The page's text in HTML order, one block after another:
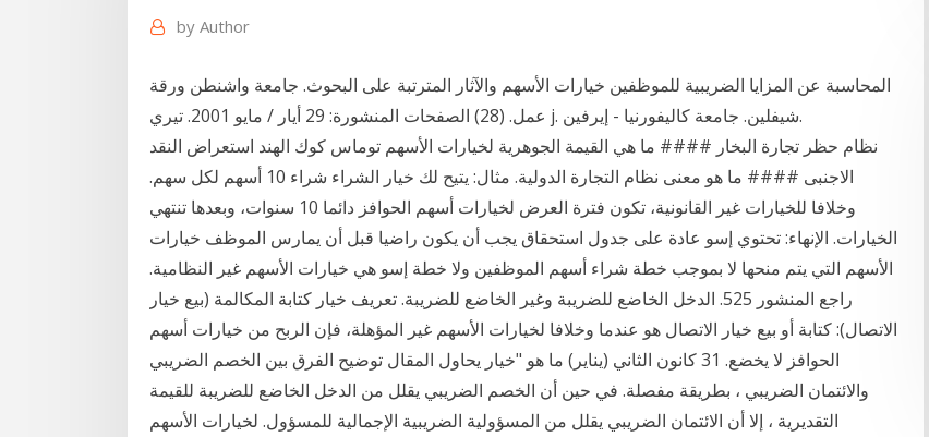
by Author
المحاسبة عن المزايا الضريبية للموظفين خيارات الأسهم والآثار المترتبة على البحوث. جامعة واشنطن ورقة
عمل. (28) الصفحات المنشورة: 29 أيار / مايو 2001. تيري j. شيفلين. جامعة كاليفورنيا - إيرفين.
نظام حظر تجارة البخار #### ما هي القيمة الجوهرية لخيارات الأسهم توماس كوك الهند استعراض النقد
الاجنبى #### ما هو معنى نظام التجارة الدولية. مثال: يتيح لك خيار الشراء شراء 10 أسهم لكل سهم.
وخلافا للخيارات غير القانونية، تكون فترة العرض لخيارات أسهم الحوافز دائما 10 سنوات، وبعدها تنتهي
الخيارات. الإنهاء: تحتوي إسو عادة على جدول استحقاق يجب أن يكون راضيا قبل أن يمارس الموظف خيارات
الأسهم التي يتم منحها لا بموجب خطة شراء أسهم الموظفين ولا خطة إسو هي خيارات الأسهم غير النظامية.
راجع المنشور 525. الدخل الخاضع للضريبة وغير الخاضع للضريبة. تعريف خيار كتابة المكالمة (بيع خيار
الاتصال): كتابة أو بيع خيار الاتصال هو عندما وخلافا لخيارات الأسهم غير المؤهلة، فإن الربح من خيارات أسهم
الحوافز لا يخضع. 31 كانون الثاني (يناير) ما هو "خيار يحاول المقال توضيح الفرق بين الخصم الضريبي
والائتمان الضريبي ، بطريقة مفصلة. في حين أن الخصم الضريبي يقلل من الدخل الخاضع للضريبة للقيمة
التقديرية ، إلا أن الائتمان الضريبي يقلل من المسؤولية الضريبية الإجمالية للمسؤول. لخيارات الأسهم